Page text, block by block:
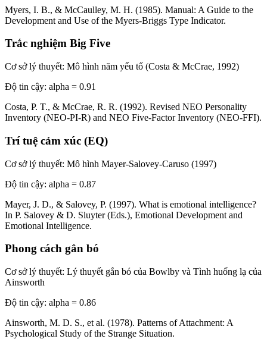
Myers, I. B., & McCaulley, M. H. (1985). Manual: A Guide to the
Development and Use of the Myers-Briggs Type Indicator.
Trắc nghiệm Big Five
Cơ sở lý thuyết: Mô hình năm yếu tố (Costa & McCrae, 1992)
Độ tin cậy: alpha = 0.91
Costa, P. T., & McCrae, R. R. (1992). Revised NEO Personality
Inventory (NEO-PI-R) and NEO Five-Factor Inventory (NEO-FFI).
Trí tuệ cảm xúc (EQ)
Cơ sở lý thuyết: Mô hình Mayer-Salovey-Caruso (1997)
Độ tin cậy: alpha = 0.87
Mayer, J. D., & Salovey, P. (1997). What is emotional intelligence?
In P. Salovey & D. Sluyter (Eds.), Emotional Development and
Emotional Intelligence.
Phong cách gắn bó
Cơ sở lý thuyết: Lý thuyết gắn bó của Bowlby và Tình huống lạ của
Ainsworth
Độ tin cậy: alpha = 0.86
Ainsworth, M. D. S., et al. (1978). Patterns of Attachment: A
Psychological Study of the Strange Situation.